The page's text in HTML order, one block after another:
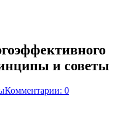
и советы
Комментарии: 0